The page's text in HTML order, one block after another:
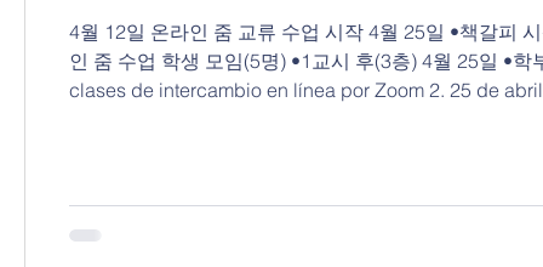
4월 12일 온라인 줌 교류 수업 시작 4월 25일 •책갈피
인 줌 수업 학생 모임(5명) •1교시 후(3층) 4월 25일 •
clases de intercambio en línea por Zoom 2. 25 de